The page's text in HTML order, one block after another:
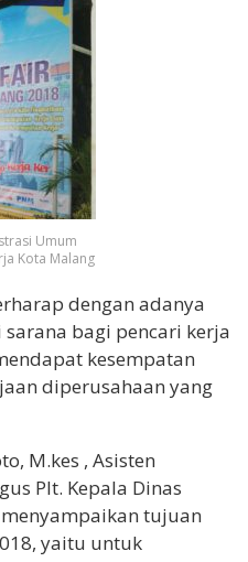
Umum
Kota Malang
dengan adanya
bagi pencari kerja
kesempatan
diperusahaan yang
M.kes , Asisten
Plt. Kepala Dinas
tujuan
yaitu untuk